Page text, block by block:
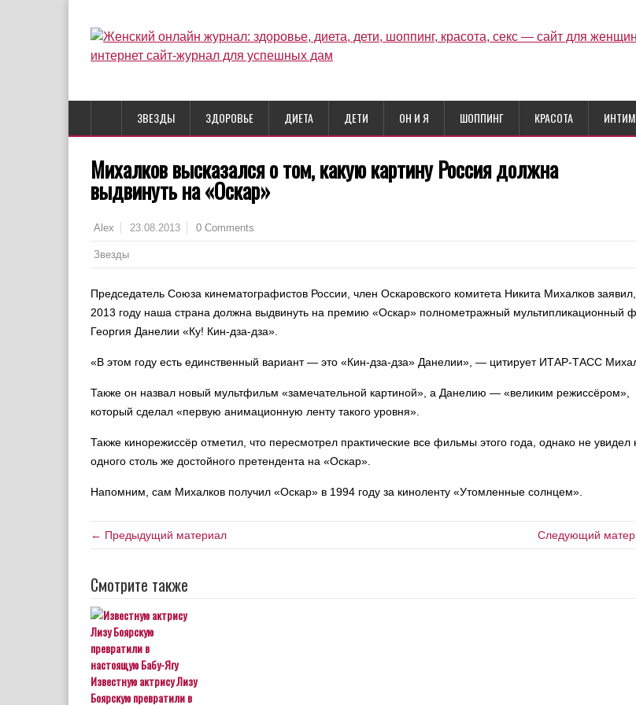
ЗВЕЗДЫ ЗДОРОВЬЕ ДИЕТА ДЕТИ ОН И Я ШОППИНГ КРАСОТА ИНТИМ
Михалков высказался о том, какую картину Россия должна
выдвинуть на «Оскар»
Alex 23.08.2013 0 Comments
Звезды
Председатель Союза кинематографистов России, член Оскаровского комитета Никита Михалков
2013 году наша страна должна выдвинуть на премию «Оскар» полнометражный мультипликационный
Георгия Данелии «Ку! Кин-дза-дза».
«В этом году есть единственный вариант — это «Кин-дза-дза» Данелии», — цитирует ИТАР-ТАСС
Также он назвал новый мультфильм «замечательной картиной», а Данелию — «великим режиссёром»,
который сделал «первую анимационную ленту такого уровня».
Также кинорежиссёр отметил, что пересмотрел практические все фильмы этого года, однако не увидел
одного столь же достойного претендента на «Оскар».
Напомним, сам Михалков получил «Оскар» в 1994 году за киноленту «Утомленные солнцем».
← Предыдущий материал Следующий
Смотрите также
Известную актрису Лизу
Боярскую превратили в